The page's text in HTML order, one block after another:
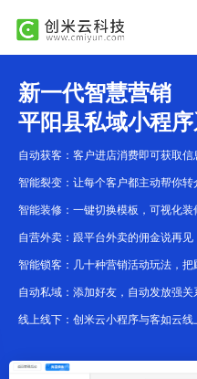
新一代智慧营销
平阳县私域小程
自动获客：客户进店消费即可获取信
智能裂变：让每个客户都主动帮你转
智能装修：一键切换模板，可视化装
自营外卖：跟平台外卖的佣金说再见
智能锁客：几十种营销活动玩法，把
自动私域：添加好友，自动发放强关
线上线下：创米云小程序与客如云线